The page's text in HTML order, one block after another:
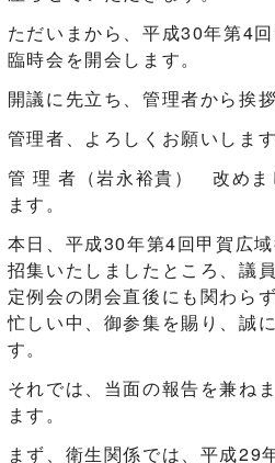
ただいまから、平成30年第4
臨時会を開会します。
開議に先立ち、管理者から挨
管理者、よろしくお願いします
管 理 者（岩永裕貴） 改めま
ます。
本日、平成30年第4回甲賀広
招集いたしましたところ、議
定例会の閉会直後にも関わら
忙しい中、御参集を賜り、誠
す。
それでは、当面の報告を兼ね
ます。
まず、衛生関係では、平成29